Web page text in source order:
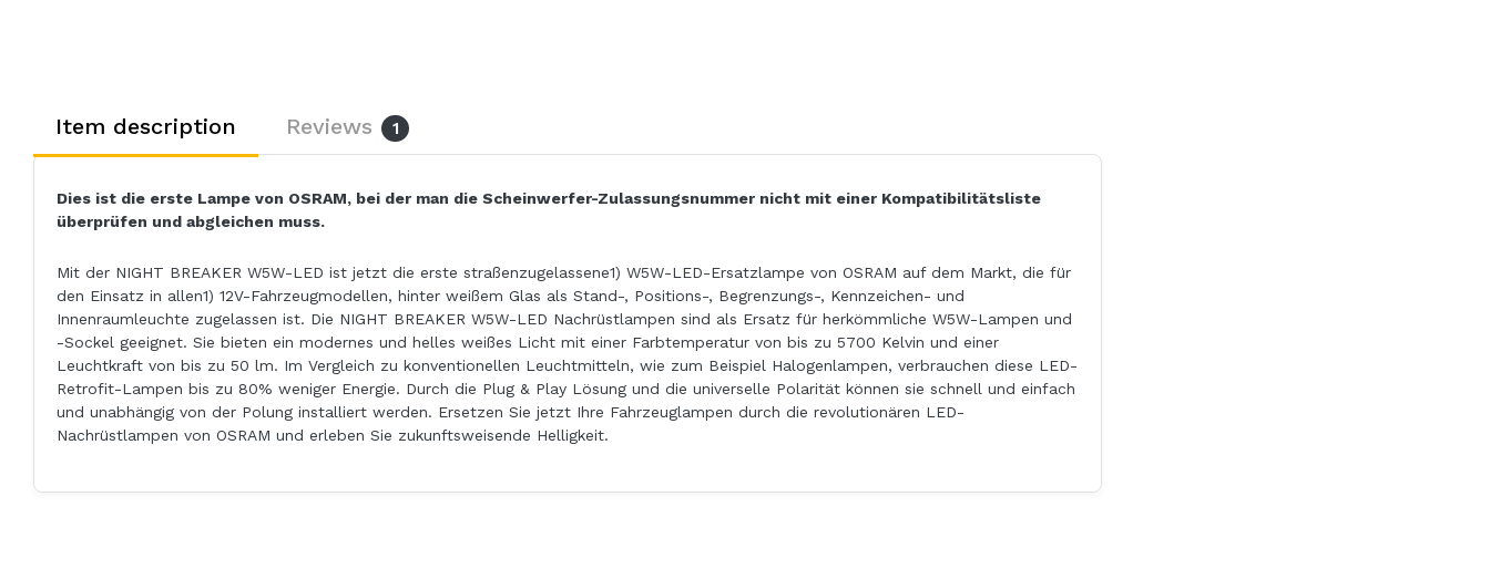
Item description Reviews 1
Dies ist die erste Lampe von OSRAM, bei der man die Scheinwerfer-Zulassungsnummer nicht mit einer Kompatibilitätsliste
überprüfen und abgleichen muss.
Mit der NIGHT BREAKER W5W-LED ist jetzt die erste straßenzugelassene1) W5W-LED-Ersatzlampe von OSRAM auf dem Markt, die für
den Einsatz in allen1) 12V-Fahrzeugmodellen, hinter weißem Glas als Stand-, Positions-, Begrenzungs-, Kennzeichen- und
Innenraumleuchte zugelassen ist. Die NIGHT BREAKER W5W-LED Nachrüstlampen sind als Ersatz für herkömmliche W5W-Lampen und
-Sockel geeignet. Sie bieten ein modernes und helles weißes Licht mit einer Farbtemperatur von bis zu 5700 Kelvin und einer
Leuchtkraft von bis zu 50 lm. Im Vergleich zu konventionellen Leuchtmitteln, wie zum Beispiel Halogenlampen, verbrauchen diese LED-
Retrofit-Lampen bis zu 80% weniger Energie. Durch die Plug & Play Lösung und die universelle Polarität können sie schnell und einfach
und unabhängig von der Polung installiert werden. Ersetzen Sie jetzt Ihre Fahrzeuglampen durch die revolutionären LED-
Nachrüstlampen von OSRAM und erleben Sie zukunftsweisende Helligkeit.